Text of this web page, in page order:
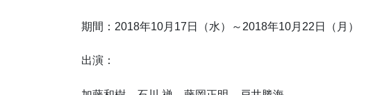
期間：2018年10月17日（水）～2018年10月22日（月）
出演：